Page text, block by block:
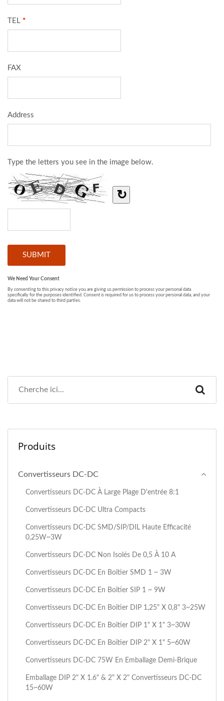
Produits
Convertisseurs DC-DC
Convertisseurs DC-DC À Large Plage D'entrée 8:1
Convertisseurs DC-DC Ultra Compacts
Convertisseurs DC-DC SMD/SIP/DIL Haute Efficacité
0,25W~3W
Convertisseurs DC-DC Non Isolés De 0,5 À 10 A
Convertisseurs DC-DC En Boîtier SMD 1 ~ 3W
Convertisseurs DC-DC En Boîtier SIP 1 ~ 9W
Convertisseurs DC-DC En Boîtier DIP 1,25" X 0,8" 3~25W
Convertisseurs DC-DC En Boîtier DIP 1" X 1" 3~30W
Convertisseurs DC-DC En Boîtier DIP 2" X 1" 5~60W
Convertisseurs DC-DC 75W En Emballage Demi-Brique
Emballage DIP 2" X 1.6" & 2" X 2" Convertisseurs DC-DC
15~60W